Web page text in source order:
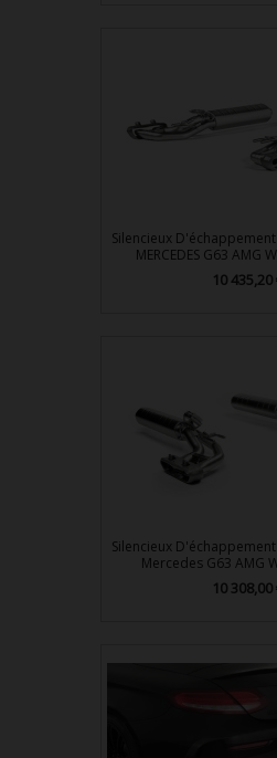
Silencieux D'échappement
MERCEDES G63 AMG
Prix
10 435,20
Silencieux D'échappement
Mercedes G63 AMG
Prix
10 308,00